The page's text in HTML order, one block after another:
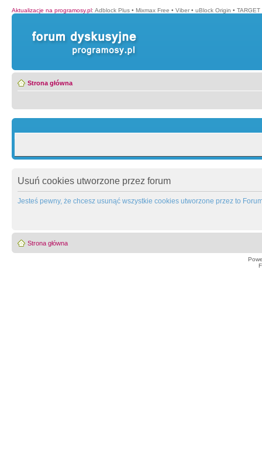
Aktualizacje na programosy.pl: Adblock Plus • Mixmax Free • Viber • uBlock Origin •
Strona główna
Usuń cookies utworzone przez forum
Jesteś pewny, że chcesz usunąć wszystkie cookies utworzone przez to
Strona główna